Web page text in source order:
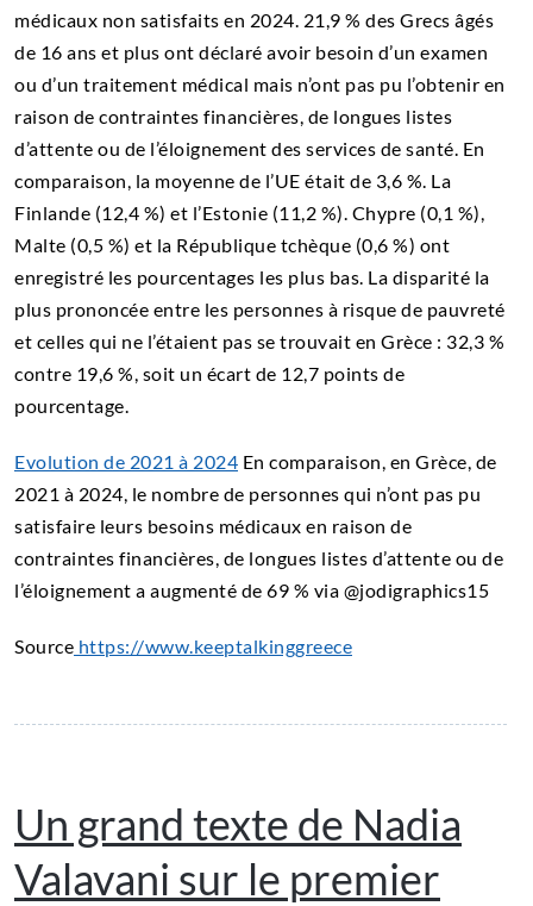
médicaux non satisfaits en 2024. 21,9 % des Grecs âgés
de 16 ans et plus ont déclaré avoir besoin d’un examen
ou d’un traitement médical mais n’ont pas pu l’obtenir en
raison de contraintes financières, de longues listes
d’attente ou de l’éloignement des services de santé. En
comparaison, la moyenne de l’UE était de 3,6 %. La
Finlande (12,4 %) et l’Estonie (11,2 %). Chypre (0,1 %),
Malte (0,5 %) et la République tchèque (0,6 %) ont
enregistré les pourcentages les plus bas. La disparité la
plus prononcée entre les personnes à risque de pauvreté
et celles qui ne l’étaient pas se trouvait en Grèce : 32,3 %
contre 19,6 %, soit un écart de 12,7 points de
pourcentage.
Evolution de 2021 à 2024 En comparaison, en Grèce, de
2021 à 2024, le nombre de personnes qui n’ont pas pu
satisfaire leurs besoins médicaux en raison de
contraintes financières, de longues listes d’attente ou de
l’éloignement a augmenté de 69 % via @jodigraphics15
Source https://www.keeptalkinggreece
Un grand texte de Nadia
Valavani sur le premier